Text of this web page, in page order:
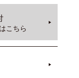
こちら